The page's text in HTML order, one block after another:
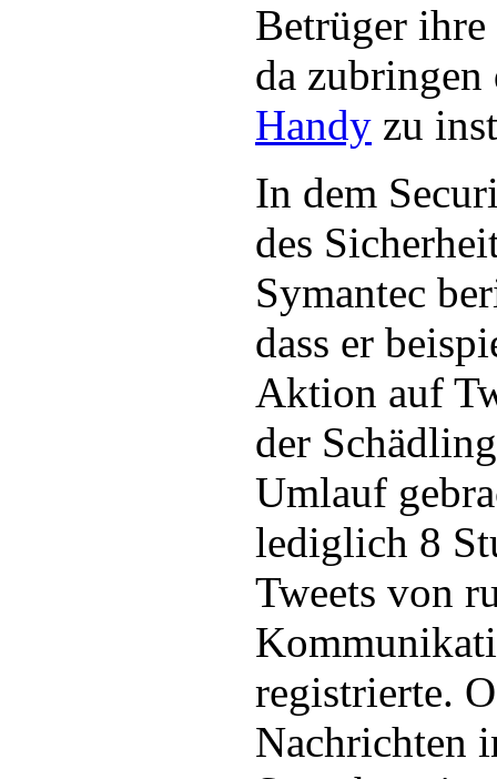
Betrüger
da
Handy zu
In dem
des
Symantec
dass er
Aktion auf
der
Umlauf
lediglich 8
Tweets von
registrierte.
Nachrichten